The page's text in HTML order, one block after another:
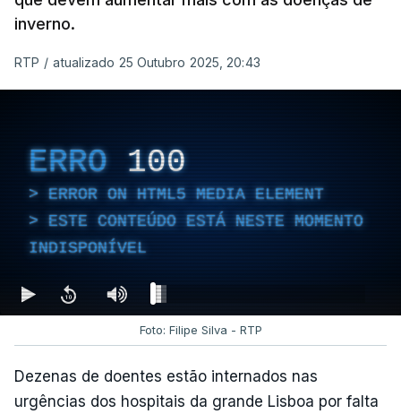
inverno.
RTP / atualizado 25 Outubro 2025, 20:43
ERRO 100
ERROR ON HTML5 MEDIA ELEMENT
ESTE CONTEÚDO ESTÁ NESTE MOMENTO
INDISPONÍVEL
Foto: Filipe Silva - RTP
Dezenas de doentes estão internados nas
urgências dos hospitais da grande Lisboa por falta